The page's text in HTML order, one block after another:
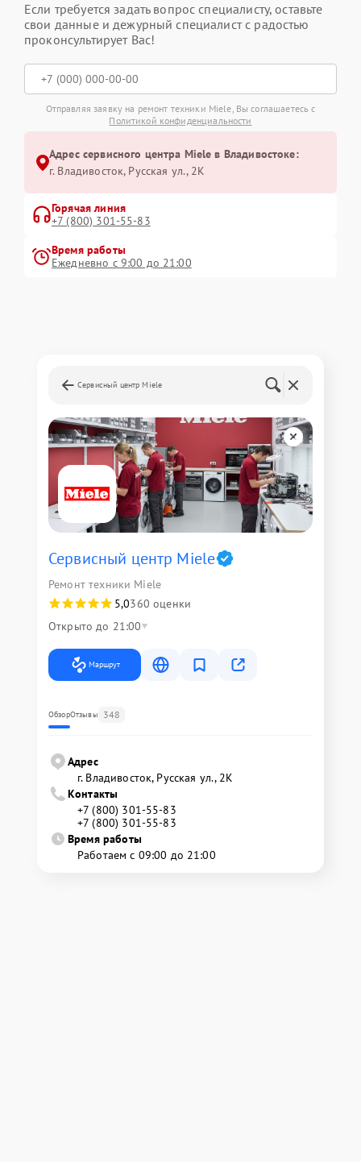
Если требуется задать вопрос специалисту, оставьте
свои данные и дежурный специалист с радостью
проконсультирует Вас!
Отправляя заявку на ремонт техники Miele, Вы соглашаетесь с
Политикой конфиденциальности
Адрес сервисного центра Miele в Владивостоке:
г. Владивосток, Русская ул., 2К
Горячая линия
+7 (800) 301-55-83
Время работы
Ежедневно с 9:00 до 21:00
Сервисный центр Miele
Сервисный центр Miele
Ремонт техники Miele
5,0360 оценки
Открыто до 21:00
Маршрут
ОбзорОтзывы 348
Адрес
г. Владивосток, Русская ул., 2К
Контакты
+7 (800) 301-55-83
+7 (800) 301-55-83
Время работы
Работаем с 09:00 до 21:00